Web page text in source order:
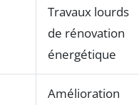
Travaux lourds
de rénovation
énergétique
Amélioration